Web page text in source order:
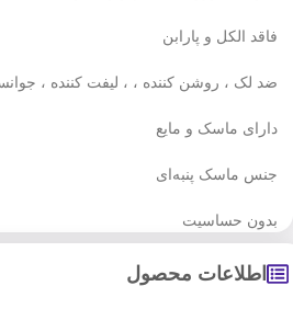
فاقد الکل و پارابن
ضد لک ، روشن کننده ، ، لیفت کننده ،
دارای ماسک و مایع
جنس ماسک پنبه‌ای
بدون حساسیت
اطلاعات محصول